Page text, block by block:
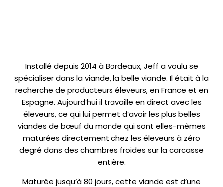
Installé depuis 2014 à Bordeaux, Jeff a voulu se
spécialiser dans la viande, la belle viande. Il était à la
recherche de producteurs éleveurs, en France et en
Espagne. Aujourd’hui il travaille en direct avec les
éleveurs, ce qui lui permet d’avoir les plus belles
viandes de bœuf du monde qui sont elles-mêmes
maturées directement chez les éleveurs à zéro
degré dans des chambres froides sur la carcasse
entière.
Maturée jusqu’à 80 jours, cette viande est d’une